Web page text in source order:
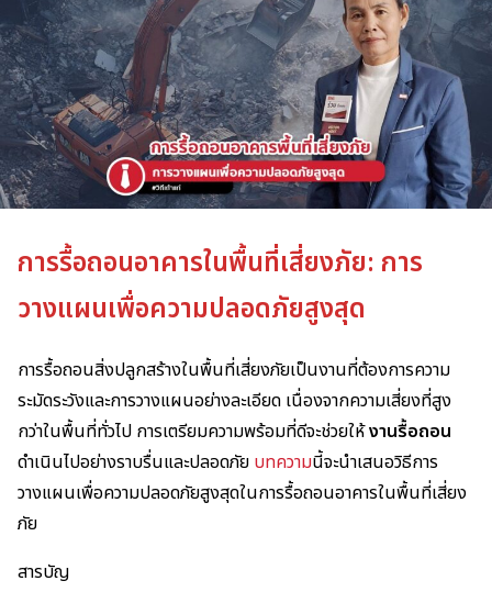
การรื้อถอนอาคารในพื้นที่เสี่ยงภัย: การ
วางแผนเพื่อความปลอดภัยสูงสุด
การรื้อถอนสิ่งปลูกสร้างในพื้นที่เสี่ยงภัยเป็นงานที่ต้องการความ
ระมัดระวังและการวางแผนอย่างละเอียด เนื่องจากความเสี่ยงที่สูง
กว่าในพื้นที่ทั่วไป การเตรียมความพร้อมที่ดีจะช่วยให้งานรื้อถอน
ดำเนินไปอย่างราบรื่นและปลอดภัย บทความนี้จะนำเสนอวิธีการ
วางแผนเพื่อความปลอดภัยสูงสุดในการรื้อถอนอาคารในพื้นที่เสี่ยง
ภัย
สารบัญ